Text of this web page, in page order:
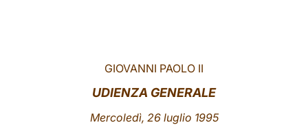
GIOVANNI PAOLO II
UDIENZA GENERALE
Mercoledì, 26 luglio 1995